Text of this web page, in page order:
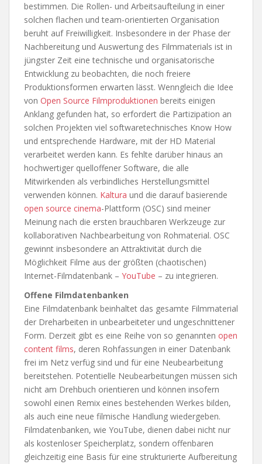
bestimmen. Die Rollen- und Arbeitsaufteilung in einer
solchen flachen und team-orientierten Organisation
beruht auf Freiwilligkeit. Insbesondere in der Phase der
Nachbereitung und Auswertung des Filmmaterials ist in
jüngster Zeit eine technische und organisatorische
Entwicklung zu beobachten, die noch freiere
Produktionsformen erwarten lässt. Wenngleich die Idee
von Open Source Filmproduktionen bereits einigen
Anklang gefunden hat, so erfordert die Partizipation an
solchen Projekten viel softwaretechnisches Know How
und entsprechende Hardware, mit der HD Material
verarbeitet werden kann. Es fehlte darüber hinaus an
hochwertiger quelloffener Software, die alle
Mitwirkenden als verbindliches Herstellungsmittel
verwenden können. Kaltura und die darauf basierende
open source cinema-Plattform (OSC) sind meiner
Meinung nach die ersten brauchbaren Werkzeuge zur
kollaborativen Nachbearbeitung von Rohmaterial. OSC
gewinnt insbesondere an Attraktivität durch die
Möglichkeit Filme aus der größten (chaotischen)
Internet-Filmdatenbank – YouTube – zu integrieren.
Offene Filmdatenbanken
Eine Filmdatenbank beinhaltet das gesamte Filmmaterial
der Dreharbeiten in unbearbeiteter und ungeschnittener
Form. Derzeit gibt es eine Reihe von so genannten open
content films, deren Rohfassungen in einer Datenbank
frei im Netz verfüg sind und für eine Neubearbeitung
bereitstehen. Potentielle Neubearbeitungen müssen sich
nicht am Drehbuch orientieren und können insofern
sowohl einen Remix eines bestehenden Werkes bilden,
als auch eine neue filmische Handlung wiedergeben.
Filmdatenbanken, wie YouTube, dienen dabei nicht nur
als kostenloser Speicherplatz, sondern offenbaren
gleichzeitig eine Basis für eine strukturierte Aufbereitung